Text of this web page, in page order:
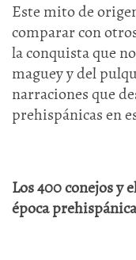
Este mito de
comparar con
la conquista que
maguey y del
narraciones que
prehispánicas en
Los 400 conejos y
época prehispánica